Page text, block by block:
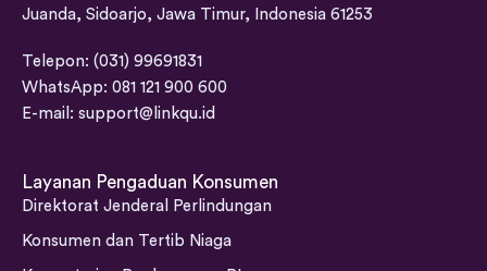
Juanda, Sidoarjo, Jawa Timur, Indonesia 61253
Telepon: (031) 99691831
WhatsApp: 081 121 900 600
E-mail: support@linkqu.id
Layanan Pengaduan Konsumen
Direktorat Jenderal Perlindungan
Konsumen dan Tertib Niaga